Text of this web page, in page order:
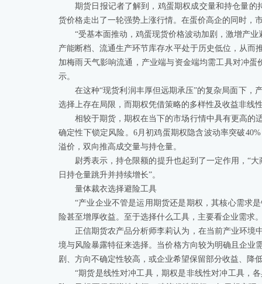
期货日报记者了解到，鸡蛋期权成交量和持仓量
货价格走出了一轮强势上涨行情。在蛋价高企的同时，
“受基本面推动，鸡蛋现货价格波动加剧，激增产
产能断档、流通生产环节库存水平处于历史低位，从而
加梅雨天气影响流通，产业端与资金端均需工具对冲
示。
在这种“现货利润丰厚但远期承压”的复杂局面下，
选择上存在局限，而期权凭借策略的多样性及收益非线
相较于期货，期权在当下的市场行情中具有更高的
确定性下锁定风险。6月初鸡蛋期权隐含波动率突破
溢价，双向推高成交量与持仓量。
尉秀表示，持仓限额的提升也起到了一定作用，“
日持仓量跳升并持续增长”。
量体裁衣选择避险工具
“产业企业不管是运用期货还是期权，其核心需求
险甚至增厚收益。至于选择什么工具，主要看企业需求
正信期货农产品分析师李莉认为，在当前产业环境
境与风险暴露特征来选择。当价格方向较为明确且企业
剧、方向不确定性较高，或企业希望保留部分收益、降
“期货是线性对冲工具，期权是非线性对冲工具，